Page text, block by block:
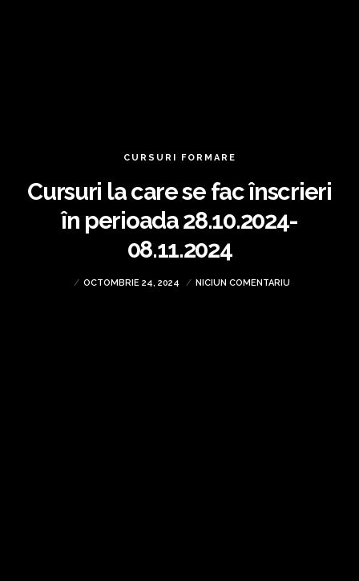
CURSURI FORMARE
Cursuri la care se fac înscrieri
în perioada 28.10.2024-
08.11.2024
OCTOMBRIE 24, 2024 NICIUN COMENTARIU